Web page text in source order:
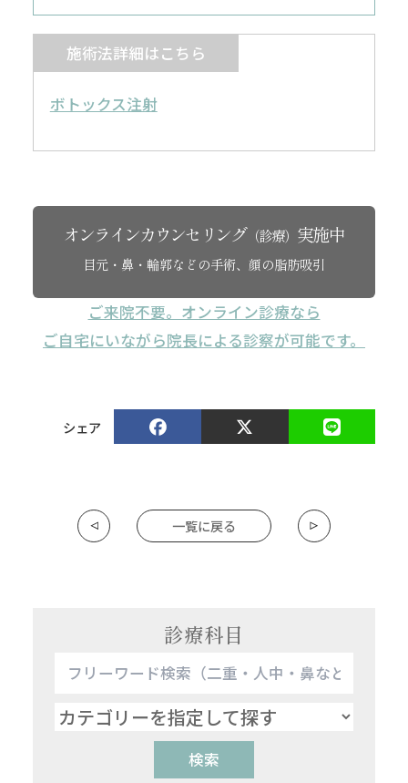
施術法詳細はこちら
ボトックス注射
オンラインカウンセリング（診療） 実施中
目元・鼻・輪郭などの手術、顔の脂肪吸引
ご来院不要。オンライン診療なら
ご自宅にいながら院長による診察が可能です。
シェア
一覧に戻る
診療科目
検索